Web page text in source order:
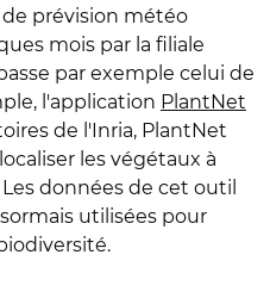
prévision météo
mois par la filiale
par exemple celui de
l'application PlantNet
de l'Inria, PlantNet
les végétaux à
données de cet outil
utilisées pour